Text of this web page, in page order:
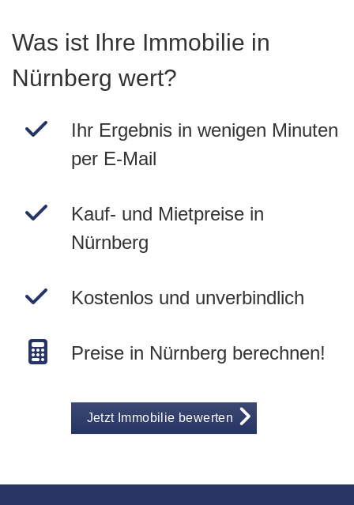
Was ist Ihre Immobilie in
Nürnberg wert?
Ihr Ergebnis in wenigen Minuten
per E-Mail
Kauf- und Mietpreise in
Nürnberg
Kostenlos und unverbindlich
Preise in Nürnberg berechnen!
Jetzt Immobilie bewerten